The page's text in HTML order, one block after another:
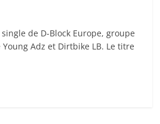
de D-Block Europe, groupe
Adz et Dirtbike LB. Le titre